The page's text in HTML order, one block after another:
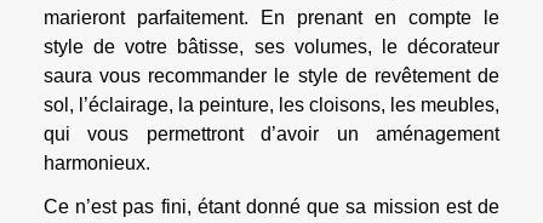
marieront parfaitement. En prenant en compte le
style de votre bâtisse, ses volumes, le décorateur
saura vous recommander le style de revêtement de
sol, l’éclairage, la peinture, les cloisons, les meubles,
qui vous permettront d’avoir un aménagement
harmonieux.
Ce n’est pas fini, étant donné que sa mission est de